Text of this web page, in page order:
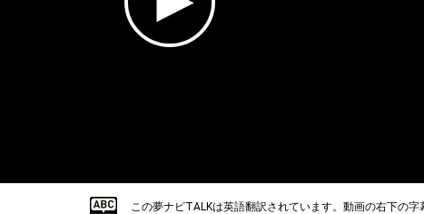
この夢ナビTALKは英語翻訳されています。動画の右下の